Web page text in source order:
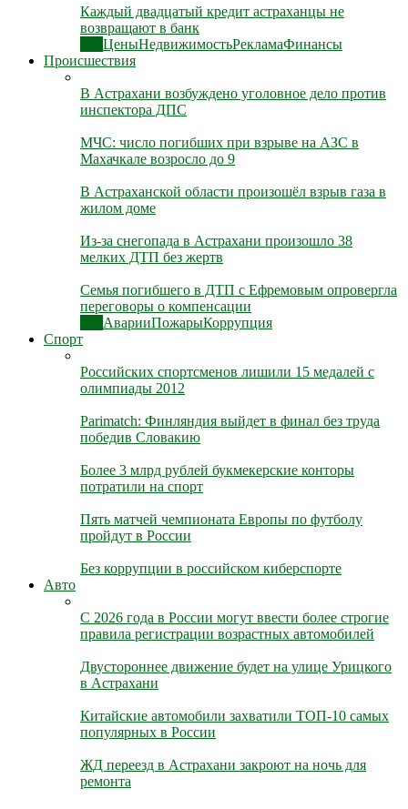
Каждый двадцатый кредит астраханцы не
возвращают в банк
ЦеныНедвижимостьРекламаФинансы
Происшествия
В Астрахани возбуждено уголовное дело против
инспектора ДПС
МЧС: число погибших при взрыве на АЗС в
Махачкале возросло до 9
В Астраханской области произошёл взрыв газа в
жилом доме
Из-за снегопада в Астрахани произошло 38
мелких ДТП без жертв
Семья погибшего в ДТП с Ефремовым опровергла
переговоры о компенсации
АварииПожарыКоррупция
Спорт
Российских спортсменов лишили 15 медалей с
олимпиады 2012
Parimatch: Финляндия выйдет в финал без труда
победив Словакию
Более 3 млрд рублей букмекерские конторы
потратили на спорт
Пять матчей чемпионата Европы по футболу
пройдут в России
Без коррупции в российском киберспорте
Авто
С 2026 года в России могут ввести более строгие
правила регистрации возрастных автомобилей
Двустороннее движение будет на улице Урицкого
в Астрахани
Китайские автомобили захватили ТОП-10 самых
популярных в России
ЖД переезд в Астрахани закроют на ночь для
ремонта